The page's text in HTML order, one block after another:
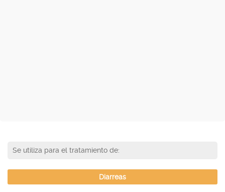
Se utiliza para el tratamiento de:
Diarreas